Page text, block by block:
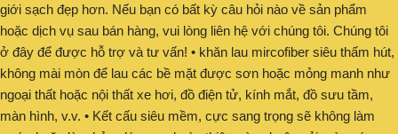
giới sạch đẹp hơn. Nếu bạn có bất kỳ câu hỏi nào về sản phẩm
hoặc dịch vụ sau bán hàng, vui lòng liên hệ với chúng tôi. Chúng tôi
ở đây để được hỗ trợ và tư vấn! • khăn lau mircofiber siêu thấm hút,
không mài mòn để lau các bề mặt được sơn hoặc mỏng manh như
ngoại thất hoặc nội thất xe hơi, đồ điện tử, kính mắt, đồ sưu tầm,
màn hình, v.v. • Kết cấu siêu mềm, cực sang trọng sẽ không làm